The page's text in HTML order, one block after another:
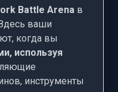
Battle Arena в
ваши
когда вы
используя
инструменты